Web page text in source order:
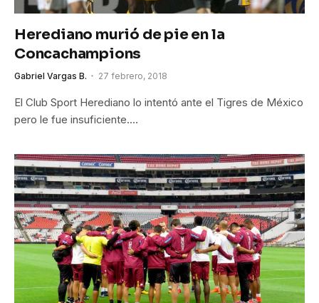
Herediano murió de pie en la
Concachampions
Gabriel Vargas B. 27 febrero, 2018
El Club Sport Herediano lo intentó ante el Tigres de México
pero le fue insuficiente.…